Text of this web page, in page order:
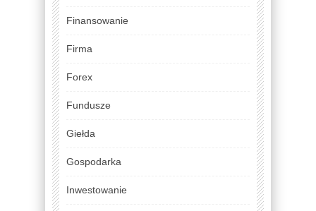
Finansowanie
Firma
Forex
Fundusze
Giełda
Gospodarka
Inwestowanie